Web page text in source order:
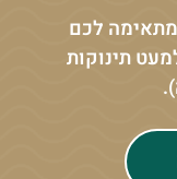
לכם
תינוקות